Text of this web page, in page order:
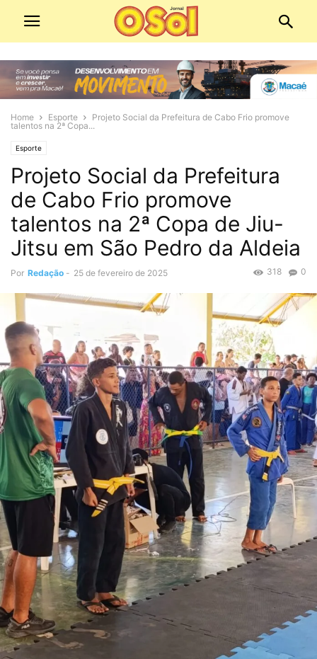
Home Esporte
Projeto Social da Prefeitura de Cabo Frio promove
talentos na 2ª Copa...
Esporte
Projeto Social da Prefeitura
de Cabo Frio promove
talentos na 2ª Copa de Jiu-
Jitsu em São Pedro da Aldeia
Por Redação - 25 de fevereiro de 2025 0
318